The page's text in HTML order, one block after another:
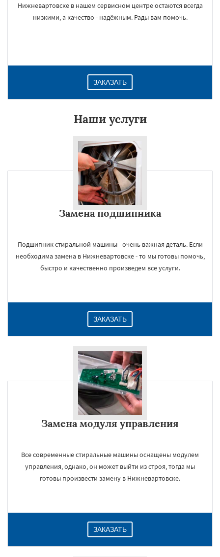
Нижневартовске в нашем сервисном центре остаются всегда
низкими, а качество - надёжным. Рады вам помочь.
ЗАКАЗАТЬ
Наши услуги
Замена подшипника
Подшипник стиральной машины - очень важная деталь. Если
необходима замена в Нижневартовске - то мы готовы помочь,
быстро и качественно произведем все услуги.
ЗАКАЗАТЬ
Замена модуля управления
Все современные стиральные машины оснащены модулем
управления, однако, он может выйти из строя, тогда мы
готовы произвести замену в Нижневартовске.
ЗАКАЗАТЬ